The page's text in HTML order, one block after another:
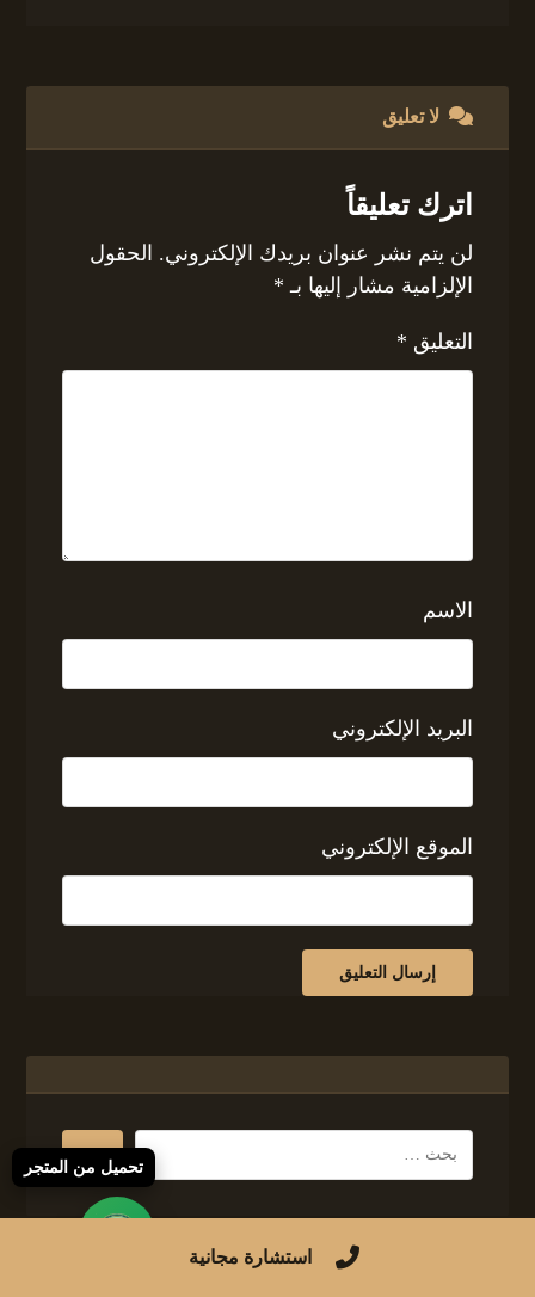
لا تعليق
اترك تعليقاً
لن يتم نشر عنوان بريدك الإلكتروني. الحقول
الإلزامية مشار إليها بـ *
التعليق *
الاسم
البريد الإلكتروني
الموقع الإلكتروني
استشارة مجانية
تحميل من المتجر